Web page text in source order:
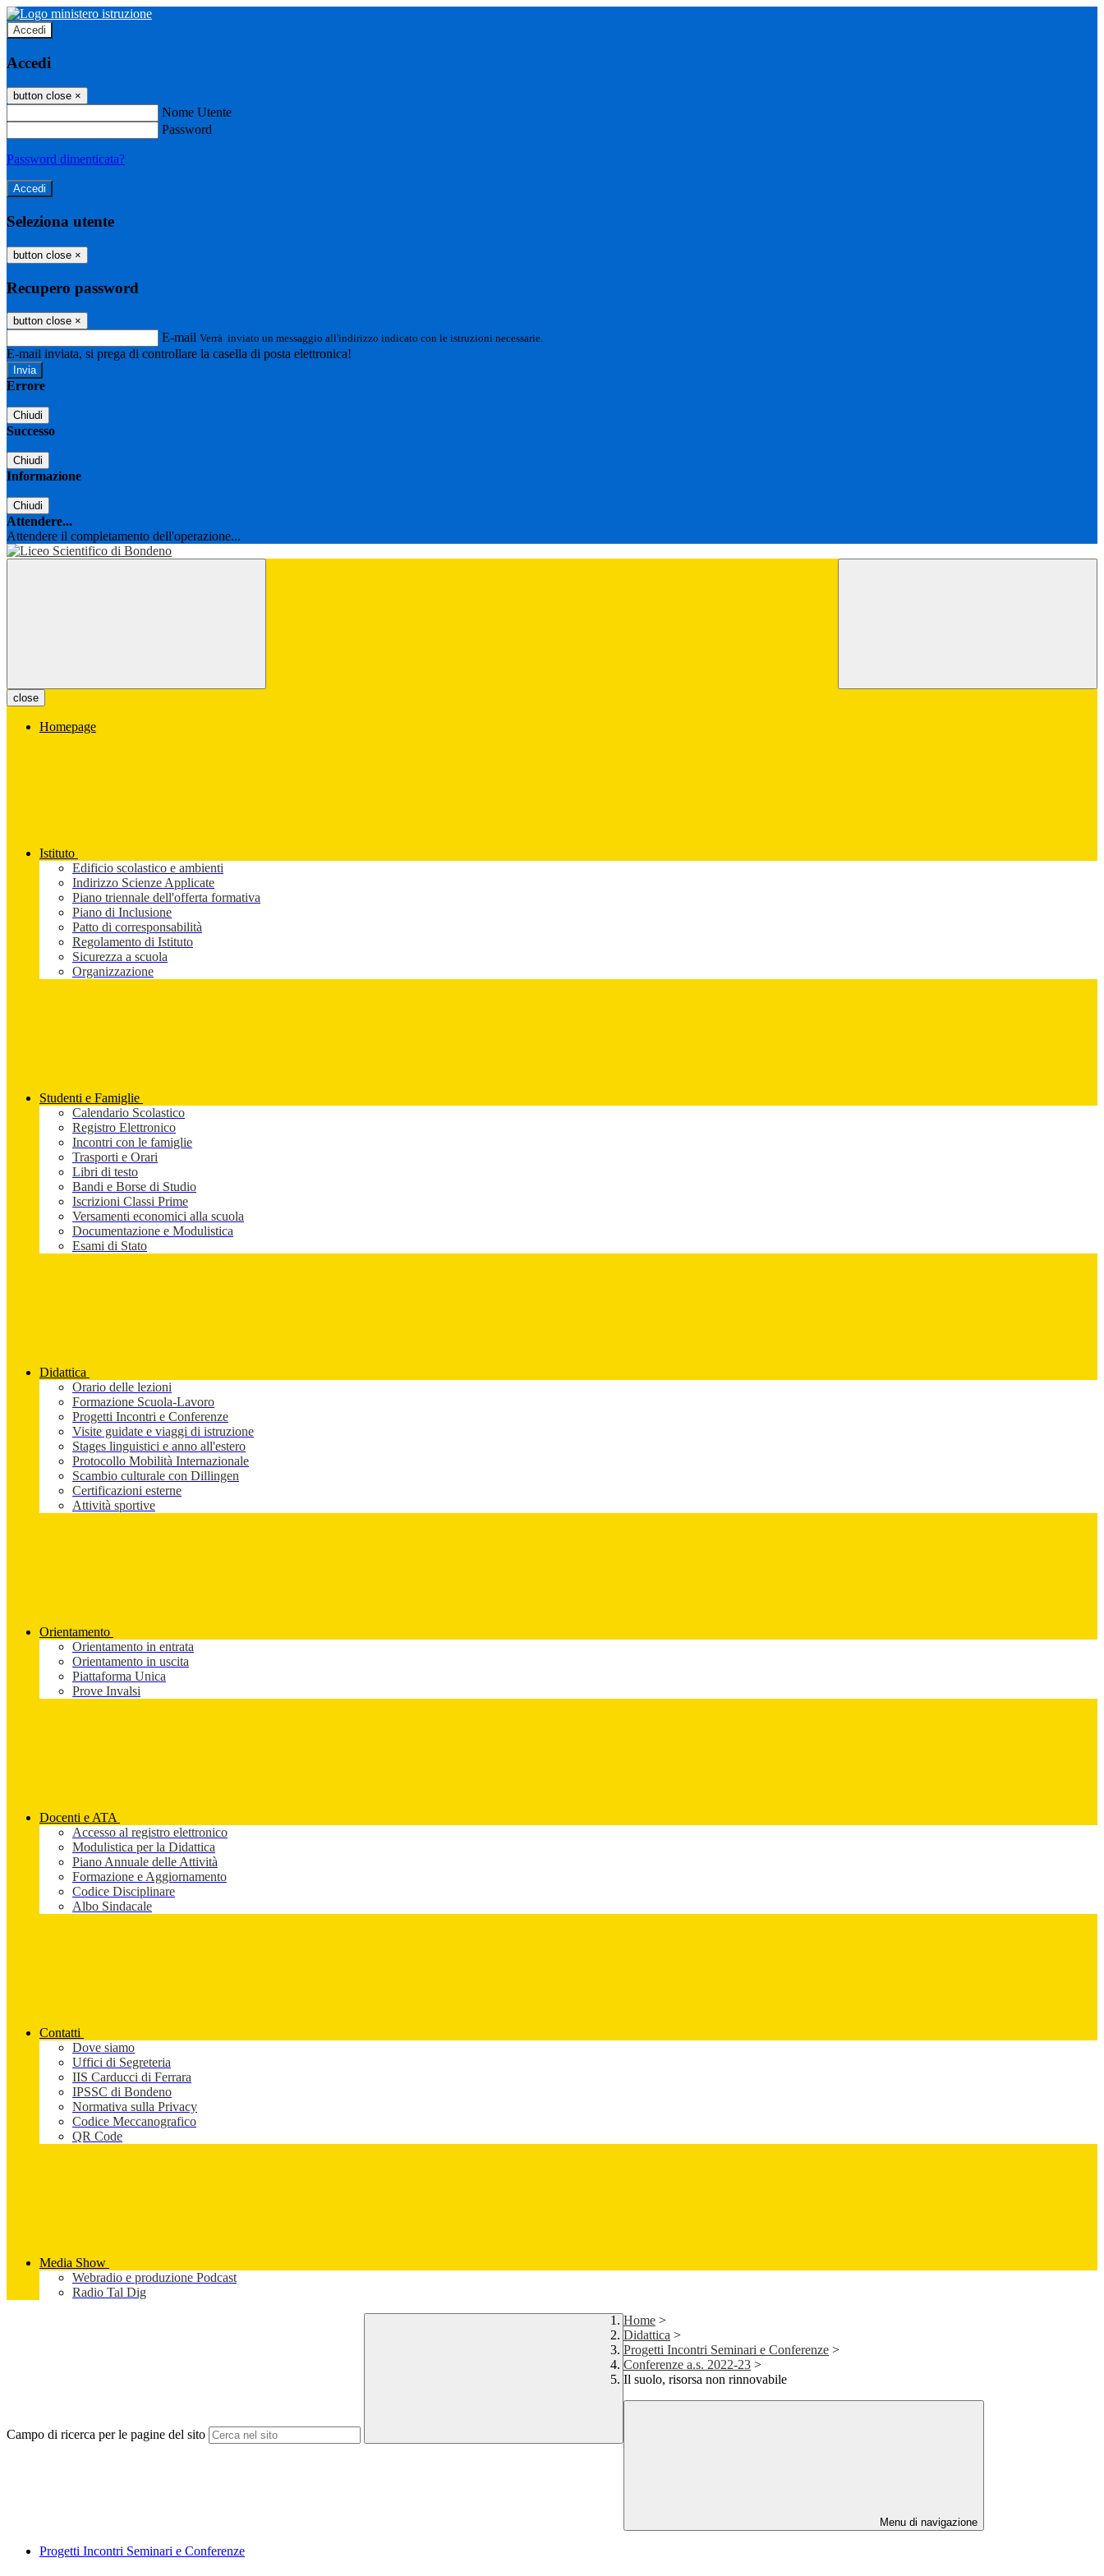
Accedi
Accedi
button close ×
Nome Utente
Password
Password dimenticata?
Seleziona utente
button close ×
Recupero password
button close ×
E-mail Verrà inviato un messaggio all'indirizzo indicato con le istruzioni necessarie.
E-mail inviata, si prega di controllare la casella di posta elettronica!
Errore
Chiudi
Successo
Chiudi
Informazione
Chiudi
Attendere...
Attendere il completamento dell'operazione...
close
Homepage
Istituto
Edificio scolastico e ambienti
Indirizzo Scienze Applicate
Piano triennale dell'offerta formativa
Piano di Inclusione
Patto di corresponsabilità
Regolamento di Istituto
Sicurezza a scuola
Organizzazione
Studenti e Famiglie
Calendario Scolastico
Registro Elettronico
Incontri con le famiglie
Trasporti e Orari
Libri di testo
Bandi e Borse di Studio
Iscrizioni Classi Prime
Versamenti economici alla scuola
Documentazione e Modulistica
Esami di Stato
Didattica
Orario delle lezioni
Formazione Scuola-Lavoro
Progetti Incontri e Conferenze
Visite guidate e viaggi di istruzione
Stages linguistici e anno all'estero
Protocollo Mobilità Internazionale
Scambio culturale con Dillingen
Certificazioni esterne
Attività sportive
Orientamento
Orientamento in entrata
Orientamento in uscita
Piattaforma Unica
Prove Invalsi
Docenti e ATA
Accesso al registro elettronico
Modulistica per la Didattica
Piano Annuale delle Attività
Formazione e Aggiornamento
Codice Disciplinare
Albo Sindacale
Contatti
Dove siamo
Uffici di Segreteria
IIS Carducci di Ferrara
IPSSC di Bondeno
Normativa sulla Privacy
Codice Meccanografico
QR Code
Media Show
Webradio e produzione Podcast
Radio Tal Dig
Campo di ricerca per le pagine del sito
Home >
Didattica >
Progetti Incontri Seminari e Conferenze >
Conferenze a.s. 2022-23 >
Il suolo, risorsa non rinnovabile
Menu di navigazione
Progetti Incontri Seminari e Conferenze